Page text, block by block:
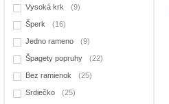
Vysoká krk (9)
Šperk (16)
Jedno rameno (9)
Špagety popruhy (22)
Bez ramienok (25)
Srdiečko (25)